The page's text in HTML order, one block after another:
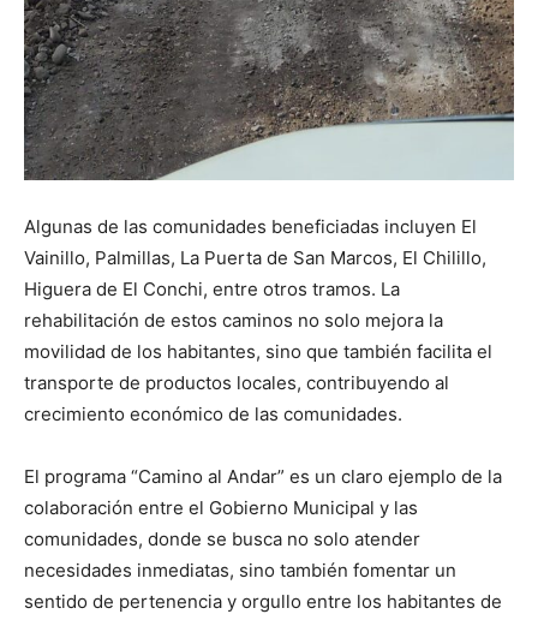
Algunas de las comunidades beneficiadas incluyen El
Vainillo, Palmillas, La Puerta de San Marcos, El Chilillo,
Higuera de El Conchi, entre otros tramos. La
rehabilitación de estos caminos no solo mejora la
movilidad de los habitantes, sino que también facilita el
transporte de productos locales, contribuyendo al
crecimiento económico de las comunidades.
El programa “Camino al Andar” es un claro ejemplo de la
colaboración entre el Gobierno Municipal y las
comunidades, donde se busca no solo atender
necesidades inmediatas, sino también fomentar un
sentido de pertenencia y orgullo entre los habitantes de